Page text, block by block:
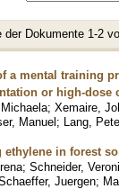
der Dokumente 1-2
a mental training
or high-dose
; Xemaire,
Manuel; Lang,
ethylene in forest
; Schneider,
Juergen;